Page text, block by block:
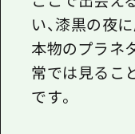
い、漆黒の夜
本物のプラネ
常では見るこ
です。